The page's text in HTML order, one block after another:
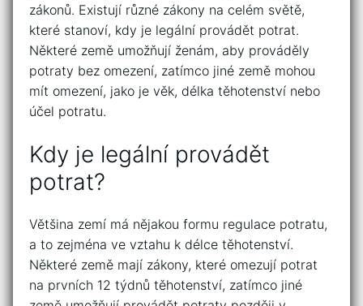
zákonů. Existují různé zákony na celém světě,
které stanoví, kdy je legální provádět potrat.
Některé země umožňují ženám, aby prováděly
potraty bez omezení, zatímco jiné země mohou
mít omezení, jako je věk, délka těhotenství nebo
účel potratu.
Kdy je legální provádět
potrat?
Většina zemí má nějakou formu regulace potratu,
a to zejména ve vztahu k délce těhotenství.
Některé země mají zákony, které omezují potrat
na prvních 12 týdnů těhotenství, zatímco jiné